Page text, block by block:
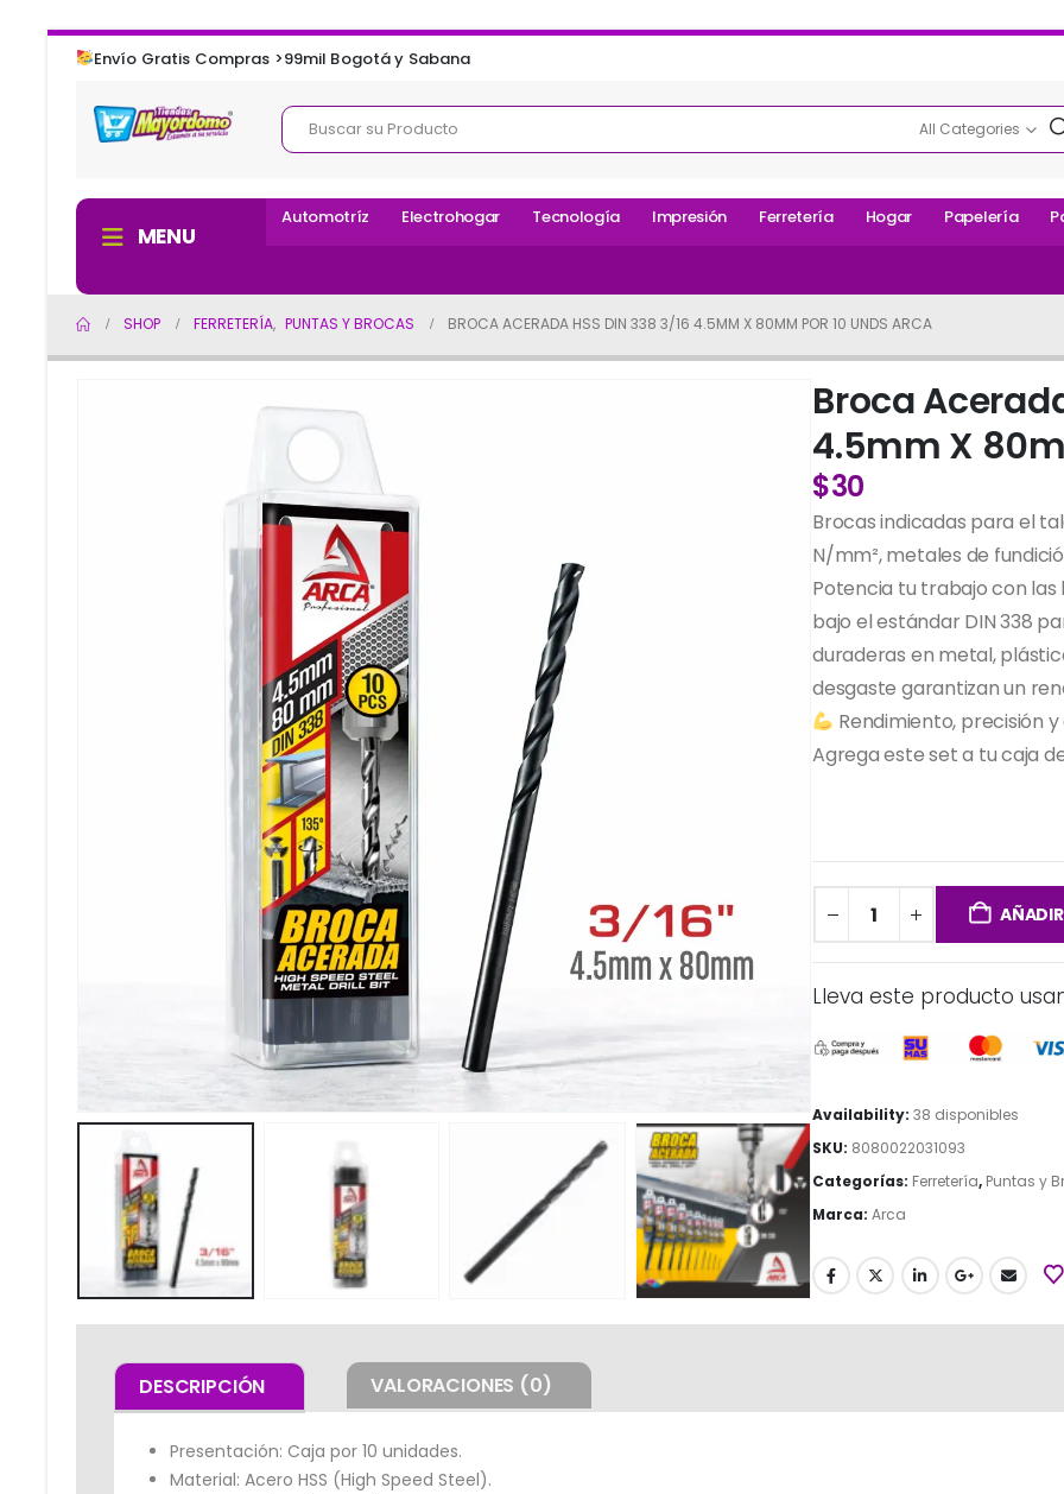
Envío Gratis Compras >99mil Bogotá y Sabana
All Categories
MENU
Automotríz Electrohogar Tecnología Impresión Ferretería Hogar Papelería
SHOP FERRETERÍA, PUNTAS Y BROCAS BROCA ACERADA HSS DIN 338 3/16 4.5MM X 80MM POR 10 UNDS ARCA
Broca
4.5mm X
$30
Brocas indicadas para el
N/mm², metales de
Potencia tu trabajo con las
bajo el estándar DIN 338
duraderas en metal,
desgaste garantizan un
Rendimiento, precisión
Agrega este set a tu caja
Lleva este producto
Availability:38 disponibles
SKU: 8080022031093
Categorías: Ferretería, Puntas y
Marca:Arca
DESCRIPCIÓN VALORACIONES (0)
Presentación: Caja por 10 unidades.
Material: Acero HSS (High Speed Steel).